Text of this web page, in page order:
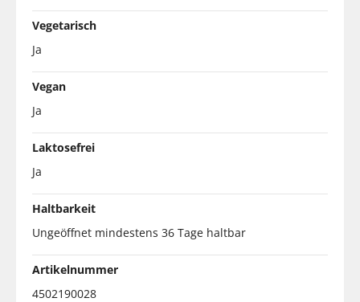
Vegetarisch
Ja
Vegan
Ja
Laktosefrei
Ja
Haltbarkeit
Ungeöffnet mindestens 36 Tage haltbar
Artikelnummer
4502190028